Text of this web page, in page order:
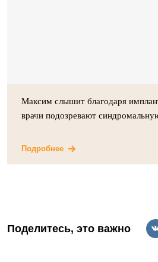
Максим слышит благодаря
врачи подозревают
Подробнее
Поделитесь, это важно